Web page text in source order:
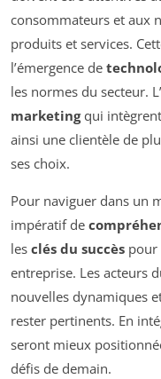
consommateurs et aux
produits et services.
l’émergence de
les normes du secteur.
marketingqui
ainsi une clientèle de
ses choix.
Pour naviguer dans un
impératif de
les clés du succès pour
entreprise. Les acteurs
nouvelles dynamiques
rester pertinents. En
seront mieux
défis de demain.